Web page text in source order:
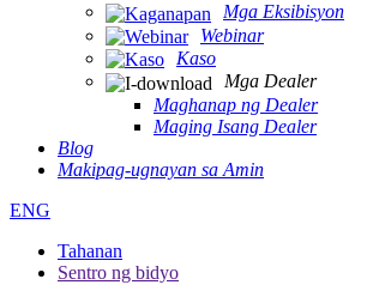
Mga Eksibisyon
Webinar
Kaso
Mga Dealer
Maghanap ng Dealer
Maging Isang Dealer
Blog
Makipag-ugnayan sa Amin
ENG
Tahanan
Sentro ng bidyo